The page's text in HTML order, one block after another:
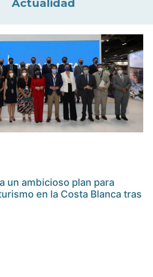
Actualidad
un ambicioso plan para
en la Costa Blanca tras